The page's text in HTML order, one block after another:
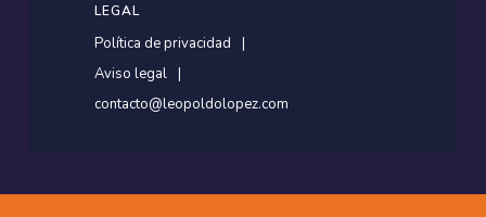
LEGAL
Política de privacidad
Aviso legal
contacto@leopoldolopez.com